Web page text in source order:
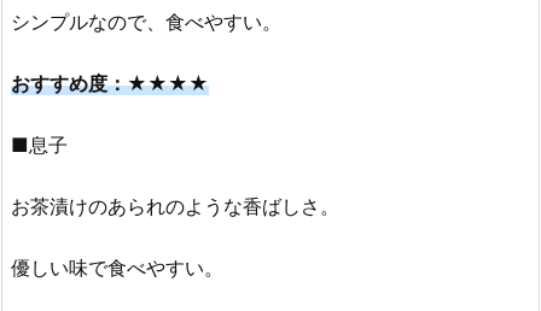
シンプルなので、食べやすい。
おすすめ度：★★★★
■息子
お茶漬けのあられのような香ばしさ。
優しい味で食べやすい。